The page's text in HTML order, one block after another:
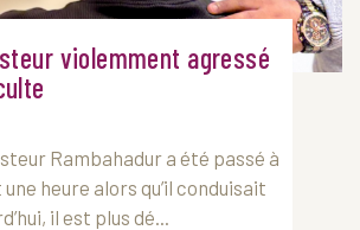
violemment agressé
Rambahadur a été passé à
heure alors qu’il conduisait
il est plus dé...